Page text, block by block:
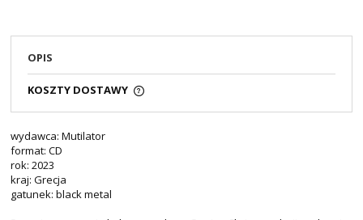
OPIS
KOSZTY DOSTAWY
wydawca: Mutilator
format: CD
rok: 2023
kraj: Grecja
gatunek: black metal